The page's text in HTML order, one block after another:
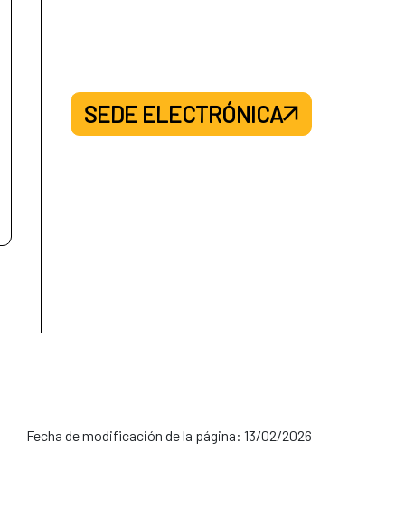
SEDE ELECTRÓNICA
Fecha de modificación de la página: 13/02/2026